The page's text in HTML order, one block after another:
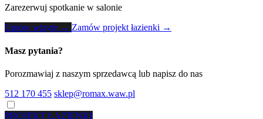
Zarezerwuj spotkanie w salonie
Umów wizytę → Zamów projekt łazienki →
Masz pytania?
Porozmawiaj z naszym sprzedawcą lub napisz do nas
512 170 455 sklep@romax.waw.pl
PROJEKT ŁAZIENKI